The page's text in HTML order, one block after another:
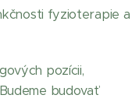
fyzioterapie a
pozícii,
budovať